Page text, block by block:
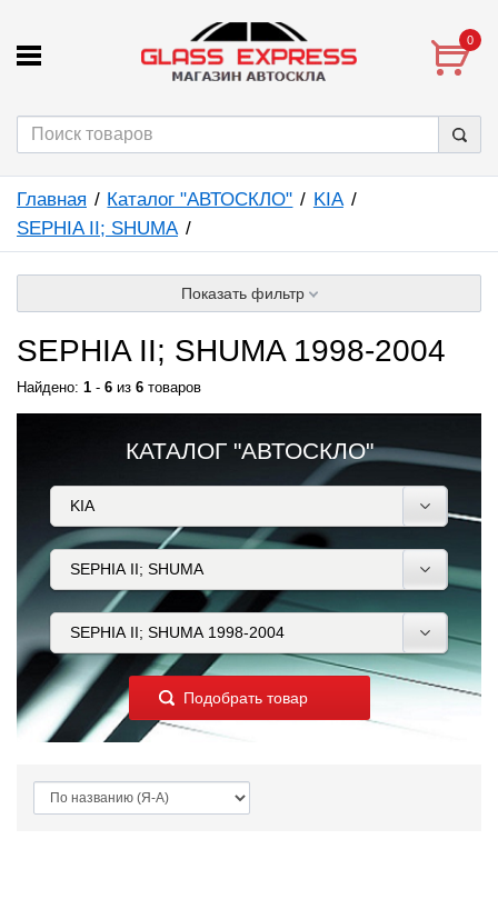
0
Главная Каталог "АВТОСКЛО"
KIA
SEPHIA II; SHUMA
Показать фильтр
SEPHIA II; SHUMA 1998-2004
Найдено: 1 - 6 из 6 товаров
КАТАЛОГ "АВТОСКЛО"
Подобрать товар